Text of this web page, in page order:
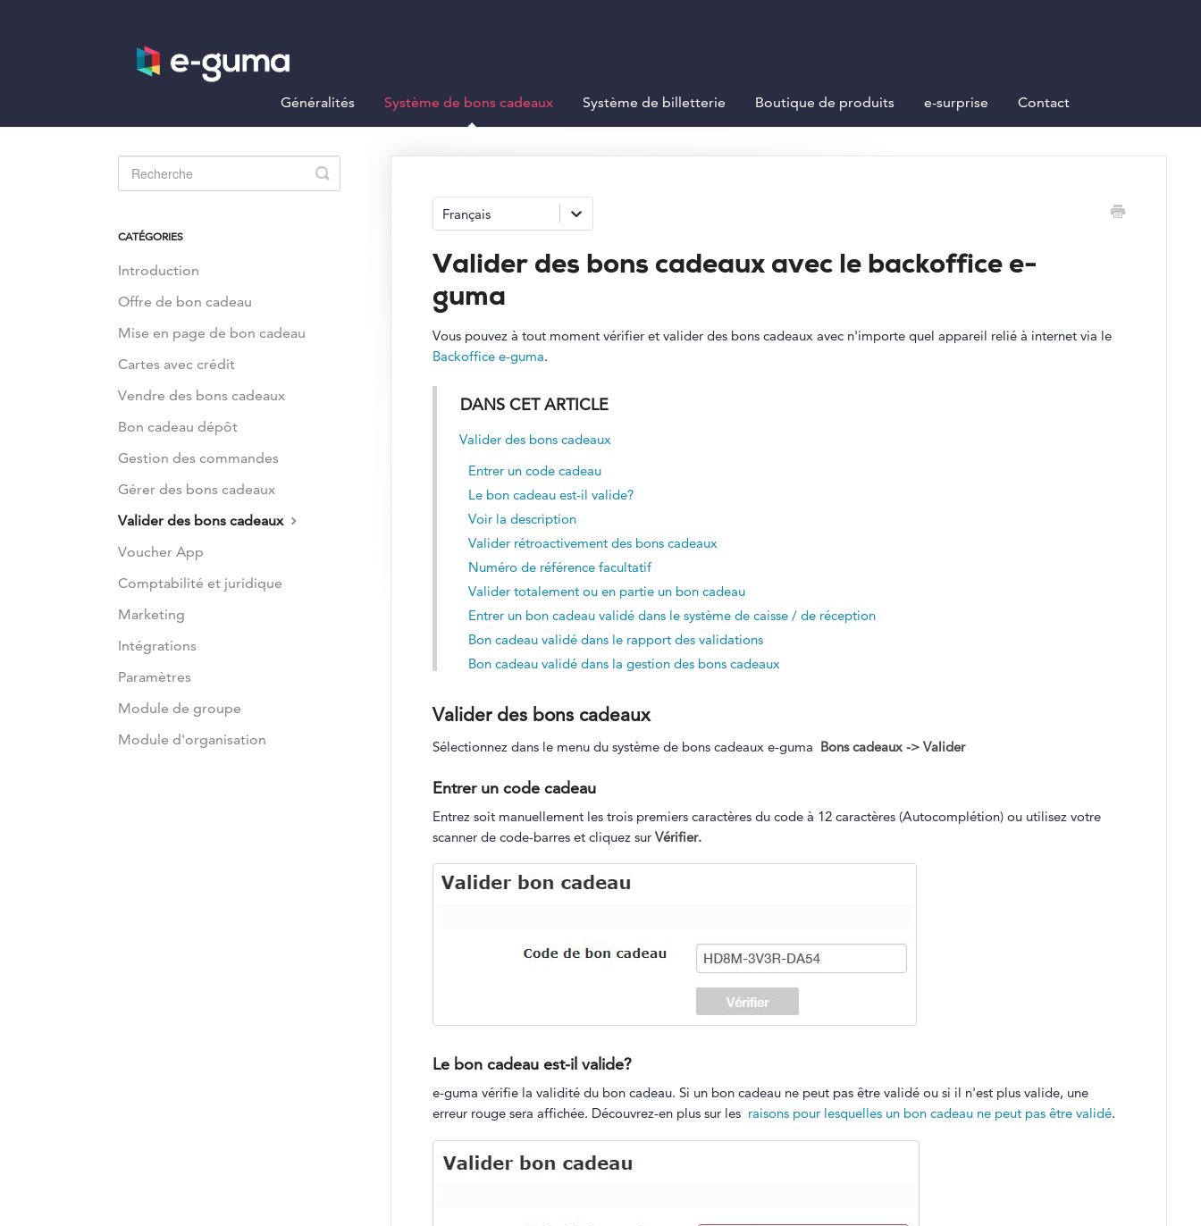
Généralités Système de bons cadeaux Système de billetterie Boutique de produits e-surprise Contact
Français
Valider des bons cadeaux avec le backoffice e-
guma
Vous pouvez à tout moment vérifier et valider des bons cadeaux avec n'importe quel appareil relié à internet via le
Backoffice e-guma.
DANS CET ARTICLE
Valider des bons cadeaux
Entrer un code cadeau
Le bon cadeau est-il valide?
Voir la description
Valider rétroactivement des bons cadeaux
Numéro de référence facultatif
Valider totalement ou en partie un bon cadeau
Entrer un bon cadeau validé dans le système de caisse / de réception
Bon cadeau validé dans le rapport des validations
Bon cadeau validé dans la gestion des bons cadeaux
Valider des bons cadeaux
Sélectionnez dans le menu du système de bons cadeaux e-guma Bons cadeaux -> Valider
Entrer un code cadeau
Entrez soit manuellement les trois premiers caractères du code à 12 caractères (Autocomplétion) ou utilisez votre
scanner de code-barres et cliquez sur Vérifier.
Le bon cadeau est-il valide?
e-guma vérifie la validité du bon cadeau. Si un bon cadeau ne peut pas être validé ou si il n'est plus valide, une
erreur rouge sera affichée. Découvrez-en plus sur les raisons pour lesquelles un bon cadeau ne peut pas être validé.
Toggle
Search
CATÉGORIES
Introduction
Offre de bon cadeau
Mise en page de bon cadeau
Cartes avec crédit
Vendre des bons cadeaux
Bon cadeau dépôt
Gestion des commandes
Gérer des bons cadeaux
Valider des bons cadeaux
Voucher App
Comptabilité et juridique
Marketing
Intégrations
Paramètres
Module de groupe
Module d'organisation